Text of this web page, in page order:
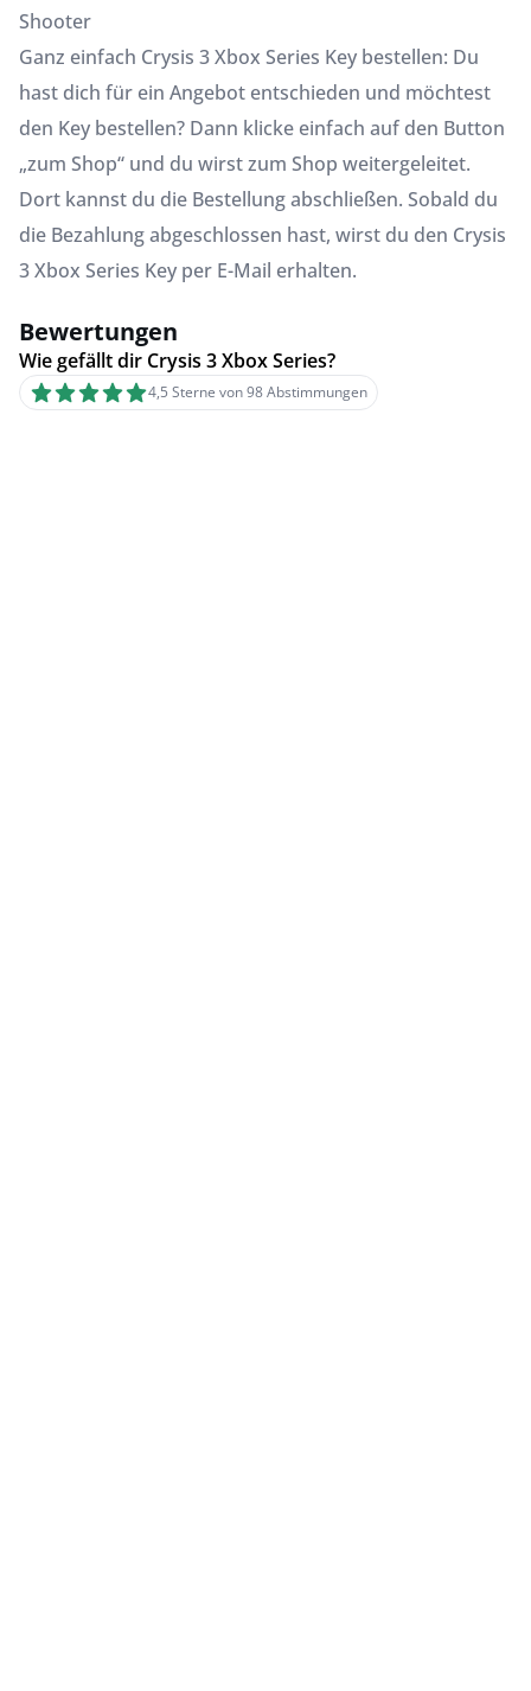
Shooter
Ganz einfach Crysis 3 Xbox Series Key bestellen: Du
hast dich für ein Angebot entschieden und möchtest
den Key bestellen? Dann klicke einfach auf den Button
„zum Shop“ und du wirst zum Shop weitergeleitet.
Dort kannst du die Bestellung abschließen. Sobald du
die Bezahlung abgeschlossen hast, wirst du den Crysis
3 Xbox Series Key per E-Mail erhalten.
Bewertungen
Wie gefällt dir Crysis 3 Xbox Series?
4,5 Sterne von 98 Abstimmungen